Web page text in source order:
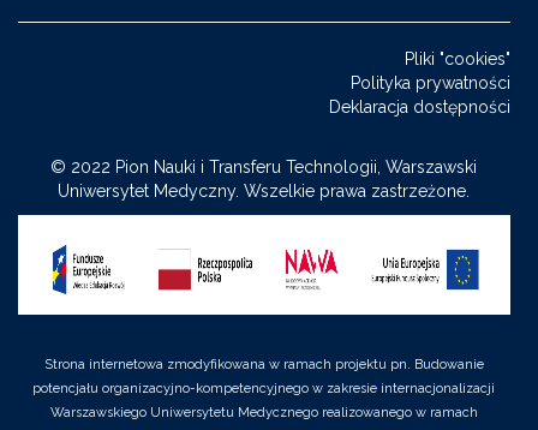
Pliki "cookies"
Polityka prywatności
Deklaracja dostępności
© 2022 Pion Nauki i Transferu Technologii, Warszawski
Uniwersytet Medyczny. Wszelkie prawa zastrzeżone.
Strona internetowa zmodyfikowana w ramach projektu pn. Budowanie
potencjału organizacyjno-kompetencyjnego w zakresie internacjonalizacji
Warszawskiego Uniwersytetu Medycznego realizowanego w ramach